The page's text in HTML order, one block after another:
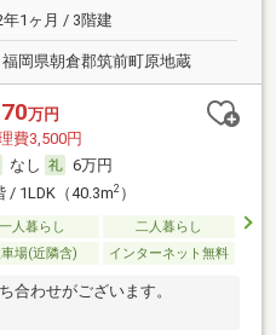
年1ヶ月 / 3階建
福岡県朝倉郡筑前町原地蔵
万円
費3,500円
なし
6万円
/ 1LDK（40.3m2）
一人暮らし
二人暮らし
場(近隣含) インターネット無料
合わせがございます。